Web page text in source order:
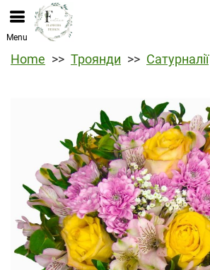
Menu
Home Троянди Сатурналії